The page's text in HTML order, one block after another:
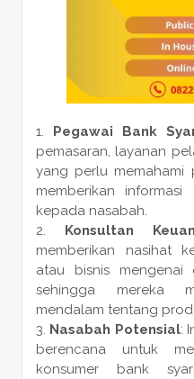
Pegawai Bank
pemasaran, layanan
yang perlu memahami
memberikan
kepada nasabah.
Konsultan
memberikan nasihat
atau bisnis mengenai
sehingga mereka
mendalam tentang
Nasabah Potensial:
berencana untuk
konsumer bank